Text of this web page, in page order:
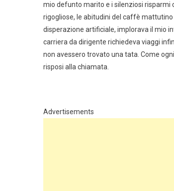
mio defunto marito e i silenziosi risparmi
rigogliose, le abitudini del caffè
disperazione artificiale, implorava il mio
carriera da dirigente richiedeva viaggi
non avessero trovato una tata. Come
risposi alla chiamata.
Advertisements